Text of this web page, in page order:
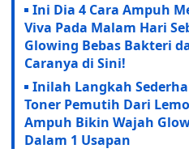
Ini Dia 4 Cara Ampuh
Viva Pada Malam Hari
Glowing Bebas Bakteri
Caranya di Sini!
Inilah Langkah
Toner Pemutih Dari
Ampuh Bikin Wajah
Dalam 1 Usapan